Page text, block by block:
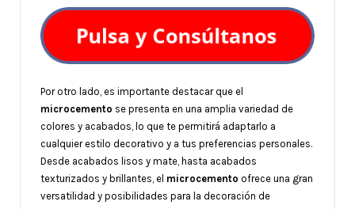
Por otro lado, es importante destacar que el
microcemento se presenta en una amplia variedad de
colores y acabados, lo que te permitirá adaptarlo a
cualquier estilo decorativo y a tus preferencias personales.
Desde acabados lisos y mate, hasta acabados
texturizados y brillantes, el microcemento ofrece una gran
versatilidad y posibilidades para la decoración de